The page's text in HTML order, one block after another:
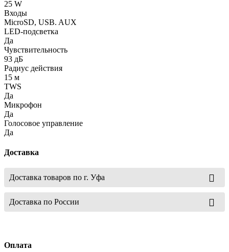
25 W
Входы
MicroSD, USB. AUX
LED-подсветка
Да
Чувствительность
93 дБ
Радиус действия
15 м
TWS
Да
Микрофон
Да
Голосовое управление
Да
Доставка
Доставка товаров по г. Уфа
Доставка по России
Оплата